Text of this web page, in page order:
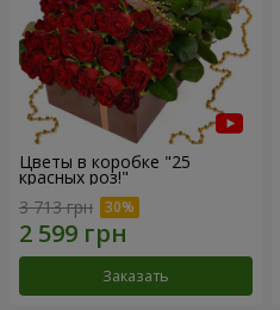
Цветы в коробке "25
красных роз!"
3 713 грн
Заказать